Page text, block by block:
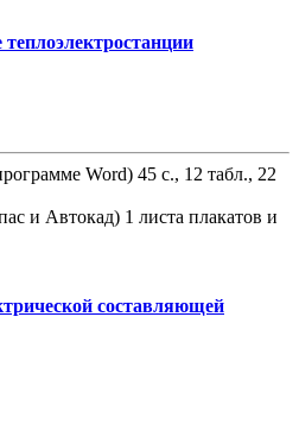
Word) 45 с., 12 табл., 22
и Автокад) 1 листа плакатов и
составляющей